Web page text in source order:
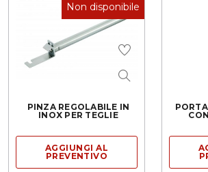
PINZA REGOLABILE IN
INOX PER TEGLIE
AGGIUNGI AL
PREVENTIVO
Non disponibile